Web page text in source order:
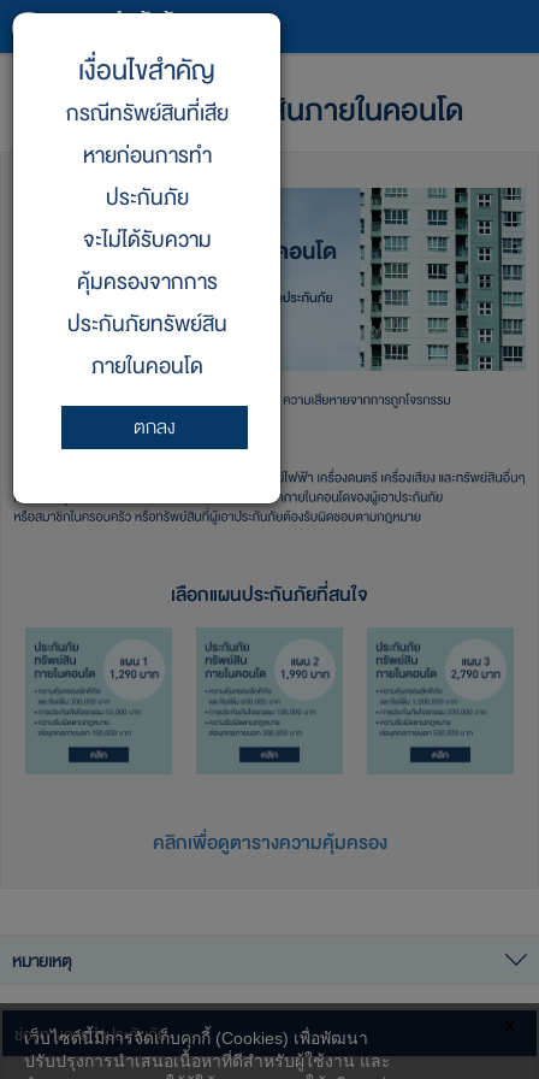
ประกันภัยทรัพย์สินภายในคอนโด
เลือกแผนประกันภัยที่สนใจ
คลิกเพื่อดูตารางความคุ้มครอง
หมายเหตุ
1. ผู้เอาประกันภัยจะต้องเป็นเจ้าของห้องพักคอนโดเท่านั้น
2. ผู้เอาประกันภัยสามารถทำประกันภัยได้สูงสุดไม่เกิน 1 ฉบับต่อสถานที่
เอาประกันภัย
ช่องทางการทำประกันภัย
เงื่อนไขสำคัญ
กรณีทรัพย์สินที่เสีย
หายก่อนการทำ
ประกันภัย
จะไม่ได้รับความ
คุ้มครองจากการ
ประกันภัยทรัพย์สิน
ภายในคอนโด
ตกลง
เว็บไซต์นี้มีการจัดเก็บคุกกี้ (Cookies) เพื่อพัฒนา
ปรับปรุงการนำเสนอเนื้อหาที่ดีสำหรับผู้ใช้งาน และ